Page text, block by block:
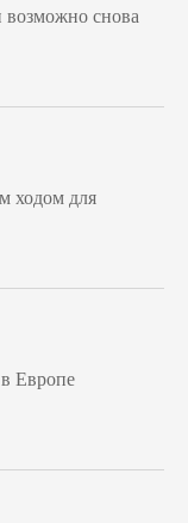
возможно снова
ходом для
Европе